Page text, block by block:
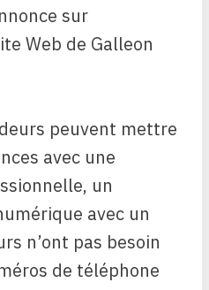
sur
Web de Galleon
peuvent mettre
avec une
un
avec un
n’ont pas besoin
de téléphone